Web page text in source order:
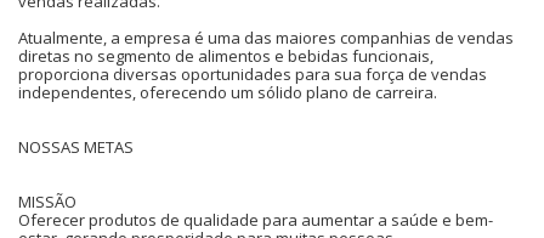
Atualmente, a empresa é uma das maiores companhias de vendas
diretas no segmento de alimentos e bebidas funcionais,
proporciona diversas oportunidades para sua força de vendas
independentes, oferecendo um sólido plano de carreira.
NOSSAS METAS
MISSÃO
Oferecer produtos de qualidade para aumentar a saúde e bem-